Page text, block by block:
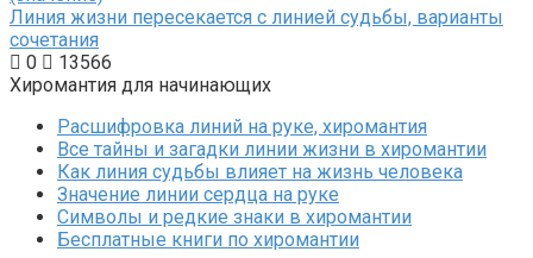
Линия жизни пересекается с линией судьбы, варианты
сочетания
0
13566
Хиромантия для начинающих
Расшифровка линий на руке, хиромантия
Все тайны и загадки линии жизни в хиромантии
Как линия судьбы влияет на жизнь человека
Значение линии сердца на руке
Символы и редкие знаки в хиромантии
Бесплатные книги по хиромантии